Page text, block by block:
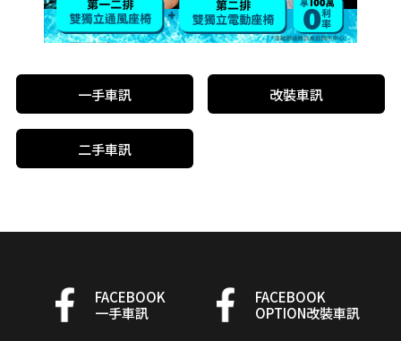
一手車訊 改裝車訊
二手車訊
FACEBOOK
一手車訊
FACEBOOK
OPTION改裝車訊